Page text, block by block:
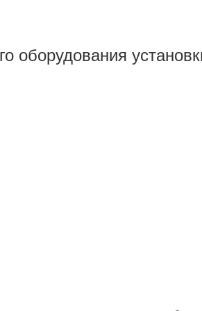
оборудования